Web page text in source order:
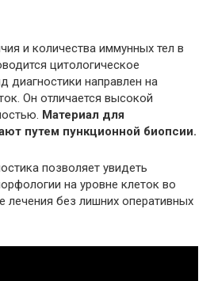
и количества иммунных тел в
цитологическое
диагностики направлен на
Он отличается высокой
Материал для
путем пункционной биопсии.
позволяет увидеть
на уровне клеток во
лечения без лишних оперативных